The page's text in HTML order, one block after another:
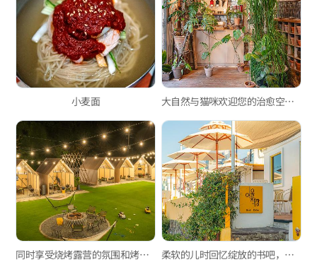
小麦面 大自然与猫咪欢迎您的治愈空间——GREEN NOMAD
同时享受烧烤露营的氛围和烤肉店的便利——彩云露营烧烤 柔软的儿时回忆绽放的书吧，白浅滩文化村“浅滩书柜”